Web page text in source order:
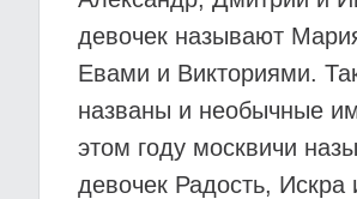
девочек называют
Евами и Викториями.
названы и необычные
этом году москвичи
девочек Радость, Искра